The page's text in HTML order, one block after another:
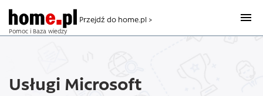
Pomoc i Baza wiedzy
Przejdź do home.pl >
Usługi Microsoft